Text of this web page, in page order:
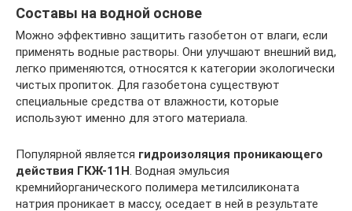
Составы на водной основе
Можно эффективно защитить газобетон от влаги, если
применять водные растворы. Они улучшают внешний вид,
легко применяются, относятся к категории экологически
чистых пропиток. Для газобетона существуют
специальные средства от влажности, которые
используют именно для этого материала.
Популярной является гидроизоляция проникающего
действия ГКЖ-11Н . Водная эмульсия
кремнийорганического полимера метилсиликоната
натрия проникает в массу, оседает в ней в результате